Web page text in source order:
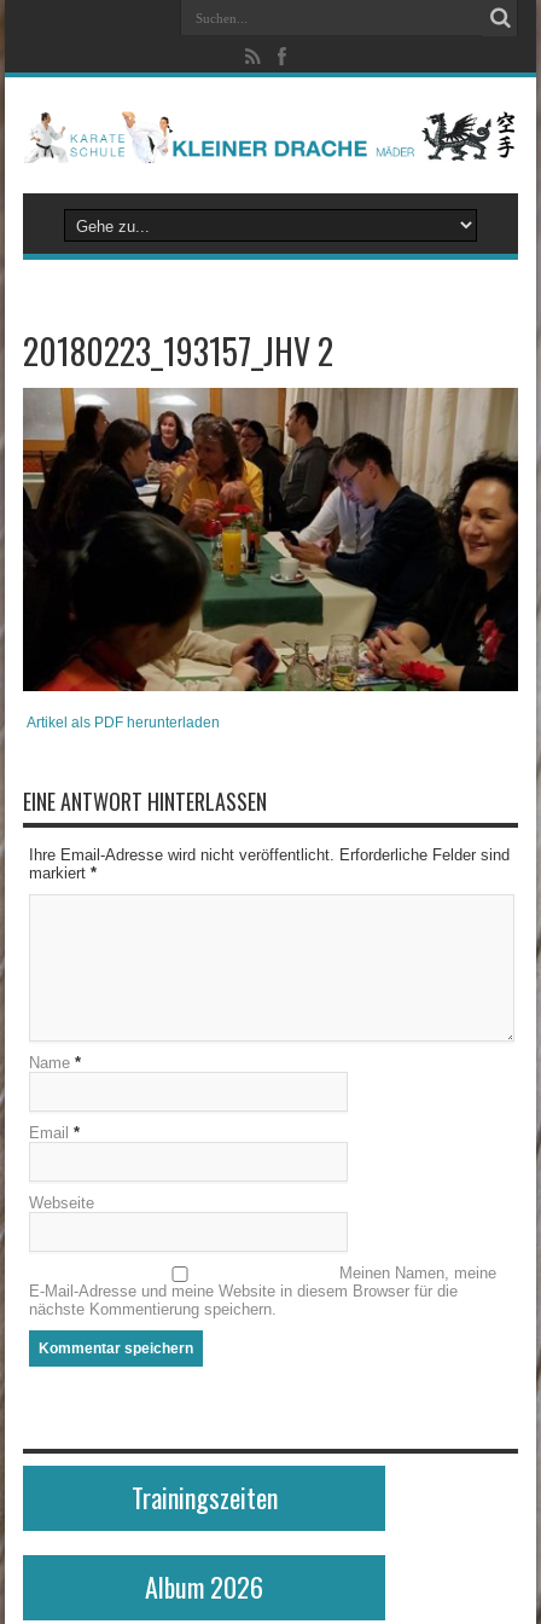
20180223_193157_JHV 2
Artikel als PDF herunterladen
EINE ANTWORT HINTERLASSEN
Ihre Email-Adresse wird nicht veröffentlicht. Erforderliche Felder sind
markiert *
Name *
Email *
Webseite
Meinen Namen, meine
E-Mail-Adresse und meine Website in diesem Browser für die
nächste Kommentierung speichern.
Trainingszeiten
Album 2026